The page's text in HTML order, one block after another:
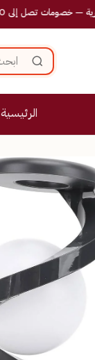
تصل إلى 50%
الرئيسية